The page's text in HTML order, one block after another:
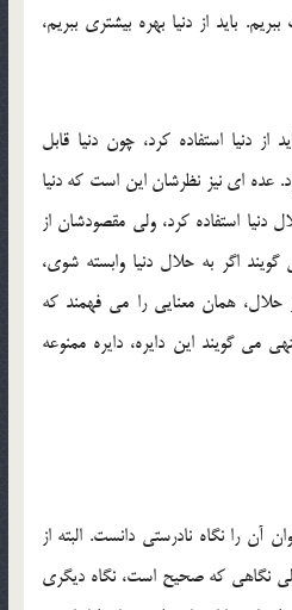
باید از دنیا بهره بیشتری ببریم،
از دنیا استفاده كرد، چون دنیا قابل
عده ای نیز نظرشان این است كه دنیا
دنیا استفاده كرد، ولی مقصودشان از
اگر به حلال دنیا وابسته شوی،
حلال، همان معنایی را می فهمند كه
می گویند این دایره، دایره ممنوعه
را نگاه نادرستی دانست. البته از
نگاهی كه صحیح است، نگاه دیگری